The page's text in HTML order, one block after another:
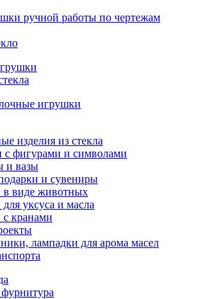
ручной работы по чертежам
игрушки
изделия из стекла
с фигурами и символами
и вазы
и сувениры
в виде животных
уксуса и масла
с кранами
лампадки для арома масел